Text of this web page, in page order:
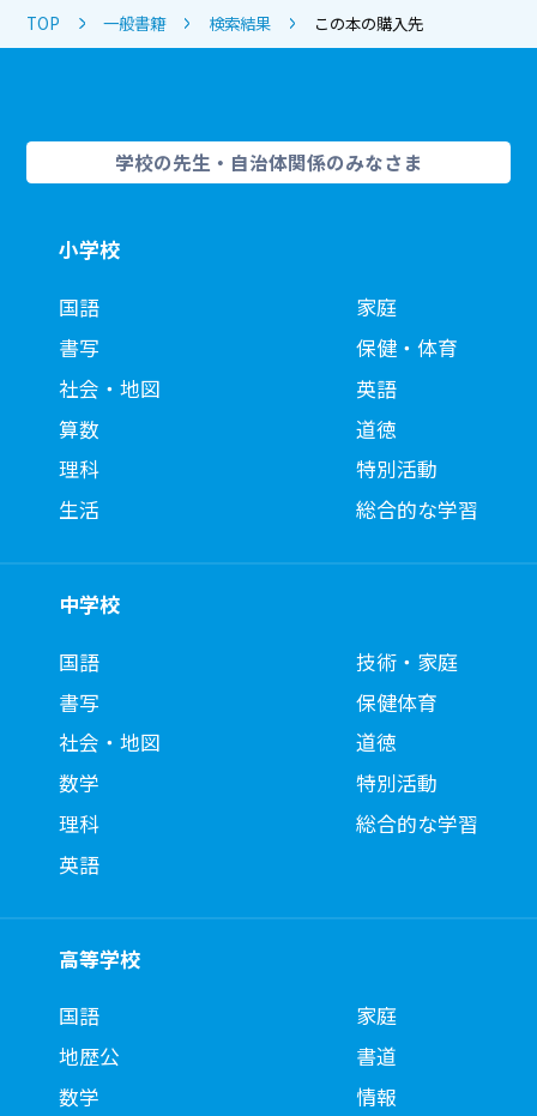
TOP 一般書籍 検索結果 この本の購入先
学校の先生・自治体関係のみなさま
小学校
国語
書写
社会・地図
算数
理科
生活
家庭
保健・体育
英語
道徳
特別活動
総合的な学習
中学校
国語
書写
社会・地図
数学
理科
英語
技術・家庭
保健体育
道徳
特別活動
総合的な学習
高等学校
国語
地歴公
数学
家庭
書道
情報